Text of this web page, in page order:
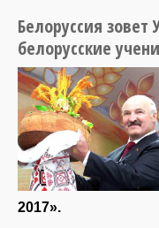
Белоруссия
белорусские
2017».